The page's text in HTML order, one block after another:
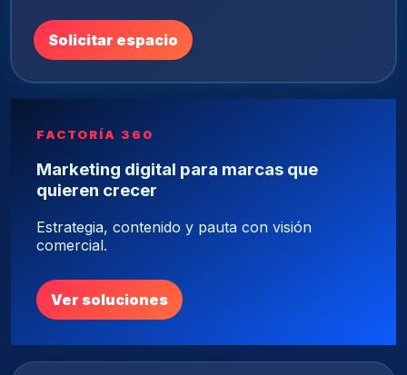
Solicitar espacio
FACTORÍA 360
Marketing digital para marcas que
quieren crecer
Estrategia, contenido y pauta con visión
comercial.
Ver soluciones